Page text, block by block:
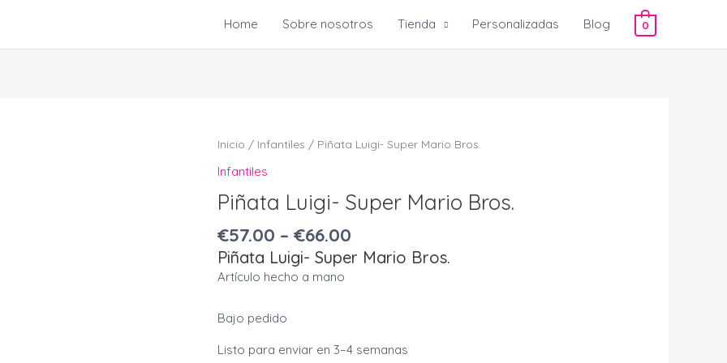
Home Sobre nosotros Tienda Personalizadas Blog 0
Inicio / Infantiles / Piñata Luigi- Super Mario Bros.
Infantiles
Piñata Luigi- Super Mario Bros.
€57.00 –€66.00
Piñata Luigi- Super Mario Bros.
Artículo hecho a mano
Bajo pedido
Listo para enviar en 3–4 semanas
Piñata
Mario
cantidad